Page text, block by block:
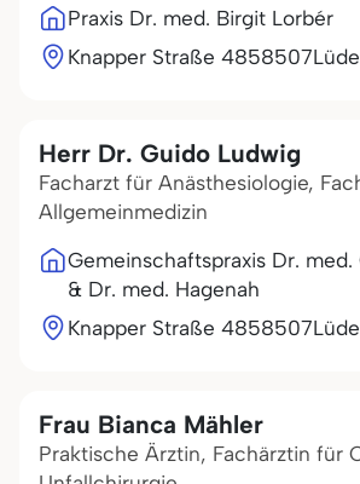
Praxis Dr. med. Birgit Lorbér
Knapper Straße 4858507
Herr Dr. Guido Ludwig
Facharzt für Anästhesiologie,
Allgemeinmedizin
Gemeinschaftspraxis Dr.
& Dr. med. Hagenah
Knapper Straße 4858507
Frau Bianca Mähler
Praktische Ärztin, Fachärztin für